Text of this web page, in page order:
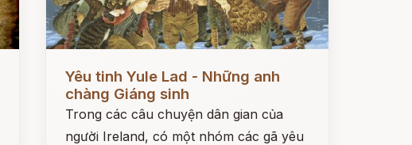
Yêu tinh Yule Lad - Những anh
chàng Giáng sinh
Trong các câu chuyện dân gian của
người Ireland, có một nhóm các gã yêu